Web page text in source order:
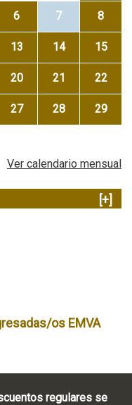
6 7 8
13 14 15
20 21 22
27 28 29
Ver calendario mensual
[+]
os EMVA
regulares se